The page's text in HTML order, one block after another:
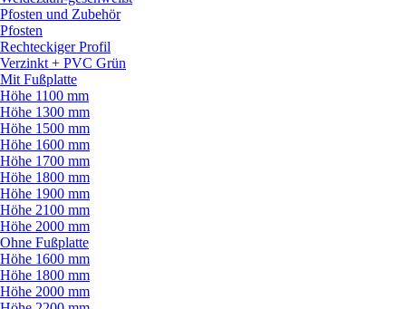
Pfosten und Zubehör
Pfosten
Rechteckiger Profil
Verzinkt + PVC Grün
Mit Fußplatte
Höhe 1100 mm
Höhe 1300 mm
Höhe 1500 mm
Höhe 1600 mm
Höhe 1700 mm
Höhe 1800 mm
Höhe 1900 mm
Höhe 2100 mm
Höhe 2000 mm
Ohne Fußplatte
Höhe 1600 mm
Höhe 1800 mm
Höhe 2000 mm